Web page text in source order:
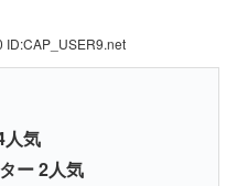
ID:CAP_USER9.net
人気
ー 2人気